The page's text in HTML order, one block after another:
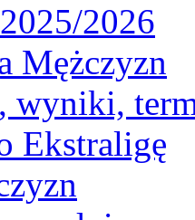
2026
Mężczyzn
wyniki,
Ekstraligę